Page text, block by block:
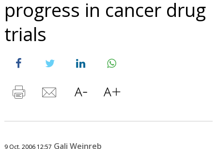
progress in cancer drug
trials
9 Oct, 2006 12:57 Gali Weinreb